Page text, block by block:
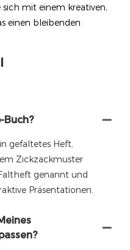
sich mit einem kreativen,
einen bleibenden
Buch?
gefaltetes Heft,
Zickzackmuster
genannt und
Präsentationen.